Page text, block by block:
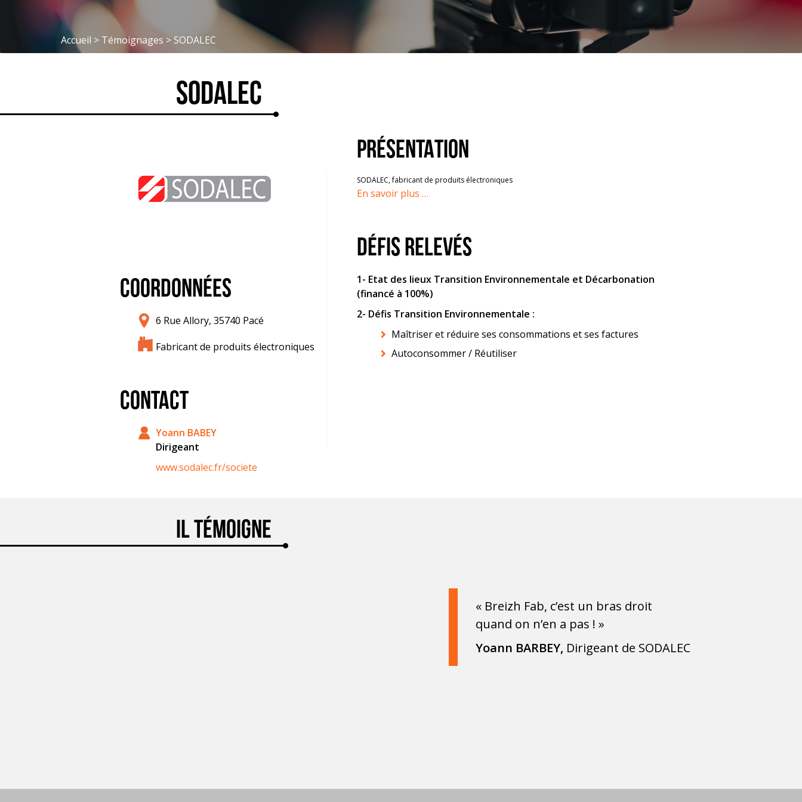
Accueil > Témoignages >SODALEC
SODALEC
COORDONNÉES
6 Rue Allory, 35740 Pacé
Fabricant de produits électroniques
CONTACT
Yoann BABEY
Dirigeant
www.sodalec.fr/societe
PRÉSENTATION
SODALEC, fabricant de produits électroniques
En savoir plus …
DÉFIs RELEVÉs
1- Etat des lieux Transition Environnementale et Décarbonation
(financé à 100%)
2- Défis Transition Environnementale :
Maîtriser et réduire ses consommations et ses factures
Autoconsommer / Réutiliser
Il témoigne
« Breizh Fab, c’est un bras droit
quand on n’en a pas ! »
Yoann BARBEY, Dirigeant de SODALEC